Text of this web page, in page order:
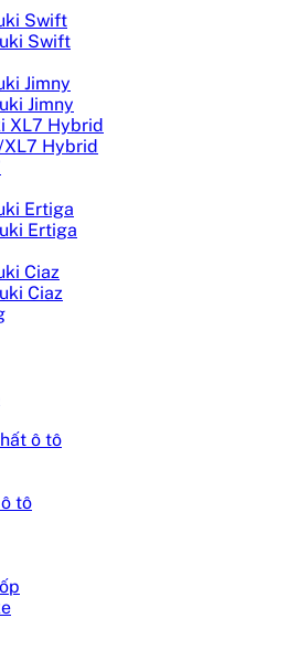
Swift
Swift
Jimny
Jimny
XL7 Hybrid
XL7 Hybrid
Ertiga
Ertiga
Ciaz
Ciaz
ô tô
tô